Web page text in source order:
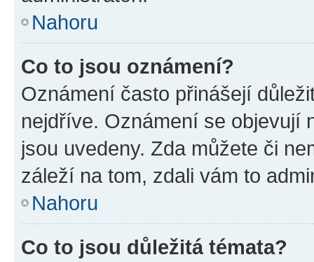
Nahoru
Co to jsou oznámení?
Oznámení často přinášejí
nejdříve. Oznámení se objevují
jsou uvedeny. Zda můžete či
záleží na tom, zdali vám to
Nahoru
Co to jsou důležitá témata?